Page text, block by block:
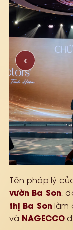
‹
Tên pháp lý
vườn Ba Son,
thị Ba Son làm
và NAGECCO